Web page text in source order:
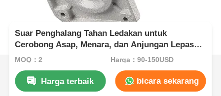
Suar Penghalang Tahan Ledakan untuk
Cerobong Asap, Menara, dan Anjungan Lepas
Pantai
MOQ：2 Harga：90-150USD
Harga terbaik bicara sekarang